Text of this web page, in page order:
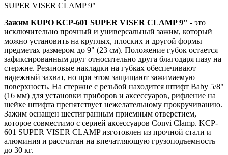
SUPER VISER CLAMP 9"
Зажим KUPO KCP-601 SUPER VISER CLAMP 9" - это
исключительно прочный и универсальный зажим, который
можно установить на круглых, плоских и другой формы
предметах размером до 9" (23 см). Положение губок остается
зафиксированным друг относительно друга благодаря пазу на
стержне. Резиновые накладки на губках обеспечивают
надежный захват, но при этом защищают зажимаемую
поверхность. На стержне с резьбой находится штифт Baby 5/8"
(16 мм) для установки приборов и аксессуаров, рифление на
шейке штифта препятствует нежелательному прокручиванию.
Зажим оснащен шестигранным приемным отверстием,
которое совместимо с серией аксессуаров Convi Clamp. KCP-
601 SUPER VISER CLAMP изготовлен из прочной стали и
алюминия и рассчитан на впечатляющую грузоподъемность
до 30 кг.